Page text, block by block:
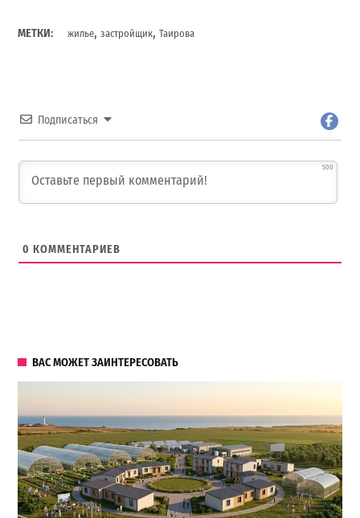
МЕТКИ: жилье,застройщик,Таирова
Подписаться
500
0 КОММЕНТАРИЕВ
ВАС МОЖЕТ ЗАИНТЕРЕСОВАТЬ